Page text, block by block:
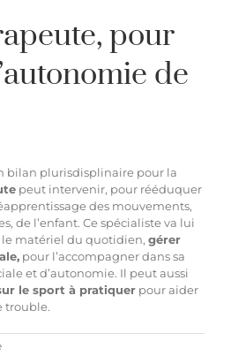
pour
de
bilan plurisdisplinaire pour la
peut intervenir, pour rééduquer
des mouvements,
de l’enfant. Ce spécialiste va lui
le matériel du quotidien, gérer
pour l’accompagner dans sa
et d’autonomie. Il peut aussi
le sport à pratiquer pour aider
trouble.